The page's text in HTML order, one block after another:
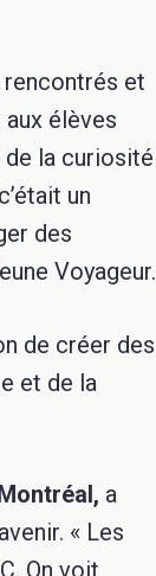
rencontrés et
élèves
de la curiosité
un
des
Voyageur.
de créer des
et de la
a
« Les